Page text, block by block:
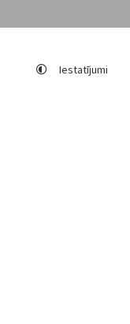
Iestatījumi